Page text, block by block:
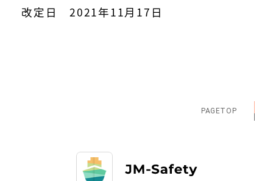
改定日 2021年11月17日
PAGETOP